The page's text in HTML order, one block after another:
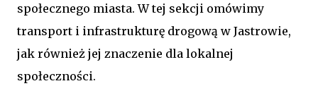
społecznego miasta. W tej sekcji omówimy
transport i infrastrukturę drogową w Jastrowie,
jak również jej znaczenie dla lokalnej
społeczności.